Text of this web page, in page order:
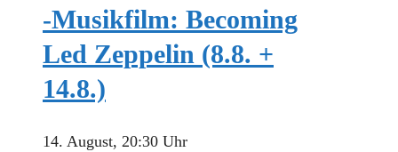
-Musikfilm: Becoming
Led Zeppelin (8.8. +
14.8.)
14. August, 20:30 Uhr